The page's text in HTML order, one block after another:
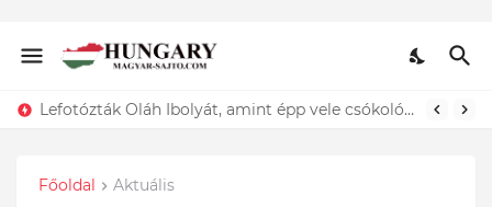
Lefotózták Oláh Ibolyát, amint épp vele csókolózik - EZT nem hiszed el, kinek a karjában kötött ki...ÍME
Főoldal Aktuális